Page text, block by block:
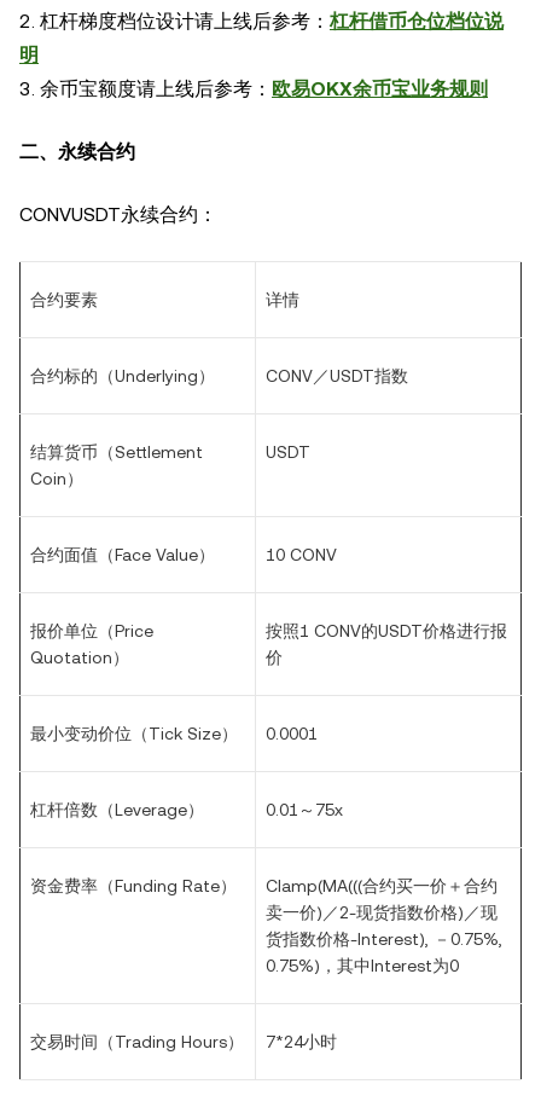
2. 杠杆梯度档位设计请上线后参考： 杠杆借币仓位档位说
明
3. 余币宝额度请上线后参考： 欧易OKX余币宝业务规则
二、永续合约
CONVUSDT永续合约：
合约要素 详情
合约标的（Underlying） CONV／USDT指数
结算货币（Settlement
Coin）
USDT
合约面值（Face Value） 10 CONV
报价单位（Price
Quotation）
按照1 CONV的USDT价格进行报
价
最小变动价位（Tick Size） 0.0001
杠杆倍数（Leverage） 0.01～75x
资金费率（Funding Rate）
Clamp(MA(((合约买一价＋合约
卖一价)／2-现货指数价格)／现
货指数价格-Interest), －0.75%,
0.75%)，其中Interest为0
交易时间（Trading Hours） 7*24小时